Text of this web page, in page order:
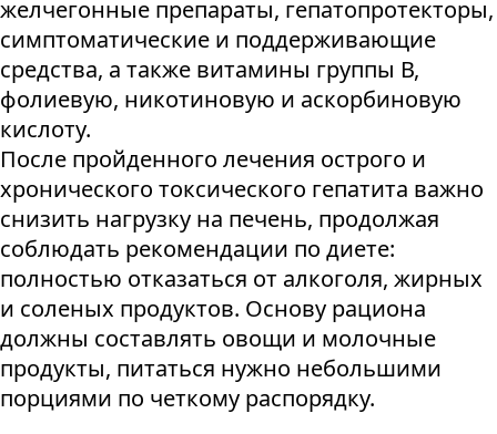
желчегонные препараты, гепатопротекторы,
симптоматические и поддерживающие
средства, а также витамины группы В,
фолиевую, никотиновую и аскорбиновую
кислоту.
После пройденного лечения острого и
хронического токсического гепатита важно
снизить нагрузку на печень, продолжая
соблюдать рекомендации по диете:
полностью отказаться от алкоголя, жирных
и соленых продуктов. Основу рациона
должны составлять овощи и молочные
продукты, питаться нужно небольшими
порциями по четкому распорядку.